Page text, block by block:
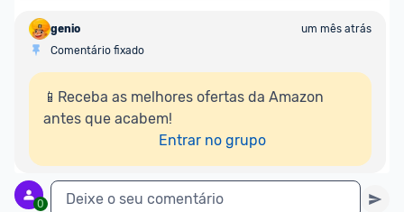
genio
um mês atrás
Comentário fixado
📱Receba as melhores ofertas da Amazon
antes que acabem!
Entrar no grupo
0 Deixe o seu comentário